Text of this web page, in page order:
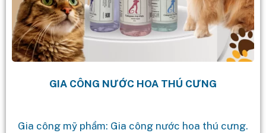
GIA CÔNG NƯỚC HOA THÚ CƯNG
Gia công mỹ phẩm: Gia công nước hoa thú cưng.